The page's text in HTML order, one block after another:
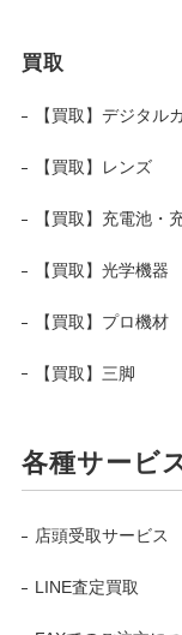
買取
【買取】デジタル
【買取】レンズ
【買取】充電池・
【買取】光学機器
【買取】プロ機材
【買取】三脚
各種サービ
店頭受取サービス
LINE査定買取